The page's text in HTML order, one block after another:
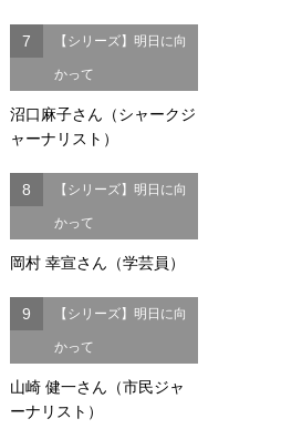
7 【シリーズ】明日に向
かって
沼口麻子さん（シャークジ
ャーナリスト）
8 【シリーズ】明日に向
かって
岡村 幸宣さん（学芸員）
9 【シリーズ】明日に向
かって
山崎 健一さん（市民ジャ
ーナリスト）